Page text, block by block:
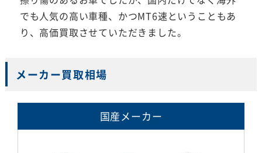
でも人気の高い車種、かつMT6速ということもあ
り、高価買取させていただきました。
メーカー買取相場
国産メーカー